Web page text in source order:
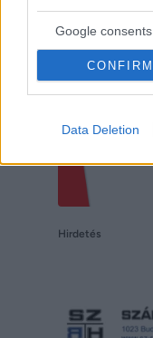
Google consents
CONFIRM
Data Deletion
Hirdetés